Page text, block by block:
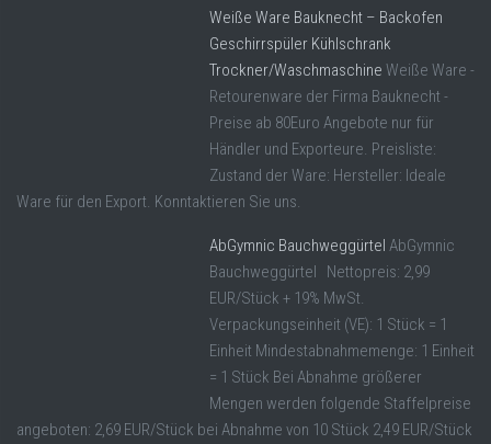
Weiße Ware Bauknecht – Backofen
Geschirrspüler Kühlschrank
Trockner/Waschmaschine Weiße Ware -
Retourenware der Firma Bauknecht -
Preise ab 80Euro Angebote nur für
Händler und Exporteure. Preisliste:
Zustand der Ware: Hersteller: Ideale
Ware für den Export. Konntaktieren Sie uns.
AbGymnic Bauchweggürtel AbGymnic
Bauchweggürtel Nettopreis: 2,99
EUR/Stück + 19% MwSt.
Verpackungseinheit (VE): 1 Stück = 1
Einheit Mindestabnahmemenge: 1 Einheit
= 1 Stück Bei Abnahme größerer
Mengen werden folgende Staffelpreise
angeboten: 2,69 EUR/Stück bei Abnahme von 10 Stück 2,49 EUR/Stück